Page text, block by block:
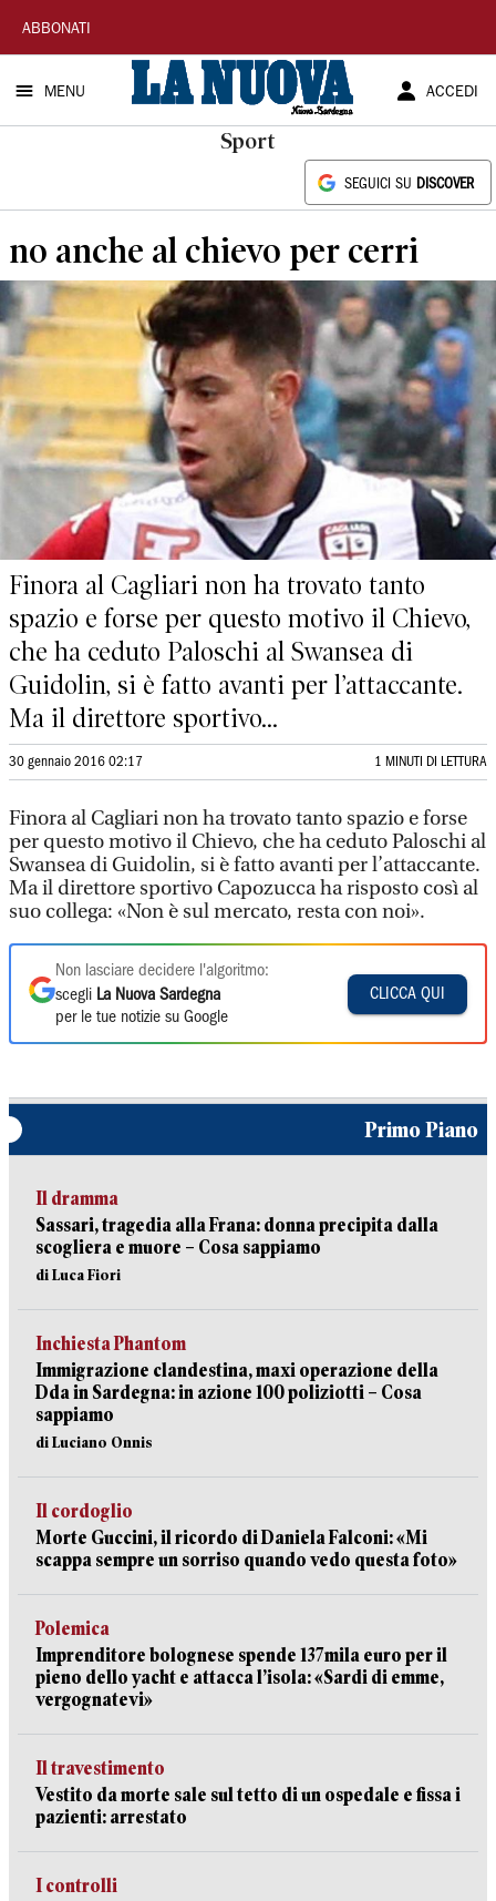
La
Nuova
Sardegna
ABBONATI
MENU ACCEDI
Sport
SEGUICI SU DISCOVER
no anche al chievo per cerri
Finora al Cagliari non ha trovato tanto
spazio e forse per questo motivo il Chievo,
che ha ceduto Paloschi al Swansea di
Guidolin, si è fatto avanti per l’attaccante.
Ma il direttore sportivo...
30 gennaio 2016 02:17 1 MINUTI DI LETTURA
Finora al Cagliari non ha trovato tanto spazio e forse
per questo motivo il Chievo, che ha ceduto Paloschi al
Swansea di Guidolin, si è fatto avanti per l’attaccante.
Ma il direttore sportivo Capozucca ha risposto così al
suo collega: «Non è sul mercato, resta con noi».
Non lasciare decidere l'algoritmo:
scegli La Nuova Sardegna
per le tue notizie su Google
CLICCA QUI
Primo Piano
Il dramma
Sassari, tragedia alla Frana: donna precipita dalla
scogliera e muore – Cosa sappiamo
di Luca Fiori
Inchiesta Phantom
Immigrazione clandestina, maxi operazione della
Dda in Sardegna: in azione 100 poliziotti – Cosa
sappiamo
di Luciano Onnis
Il cordoglio
Morte Guccini, il ricordo di Daniela Falconi: «Mi
scappa sempre un sorriso quando vedo questa foto»
Polemica
Imprenditore bolognese spende 137mila euro per il
pieno dello yacht e attacca l’isola: «Sardi di emme,
vergognatevi»
Il travestimento
Vestito da morte sale sul tetto di un ospedale e fissa i
pazienti: arrestato
I controlli